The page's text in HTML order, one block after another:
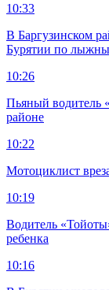
10:33
В Баргузинском
Бурятии по
10:26
Пьяный водитель
районе
10:22
Мотоциклист
10:19
Водитель
ребенка
10:16